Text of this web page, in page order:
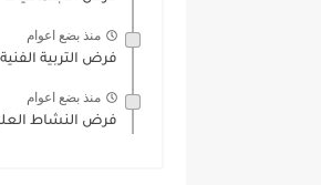
منذ بضع اعوام
فرض التربية الفنية
منذ بضع اعوام
فرض النشاط العلمي